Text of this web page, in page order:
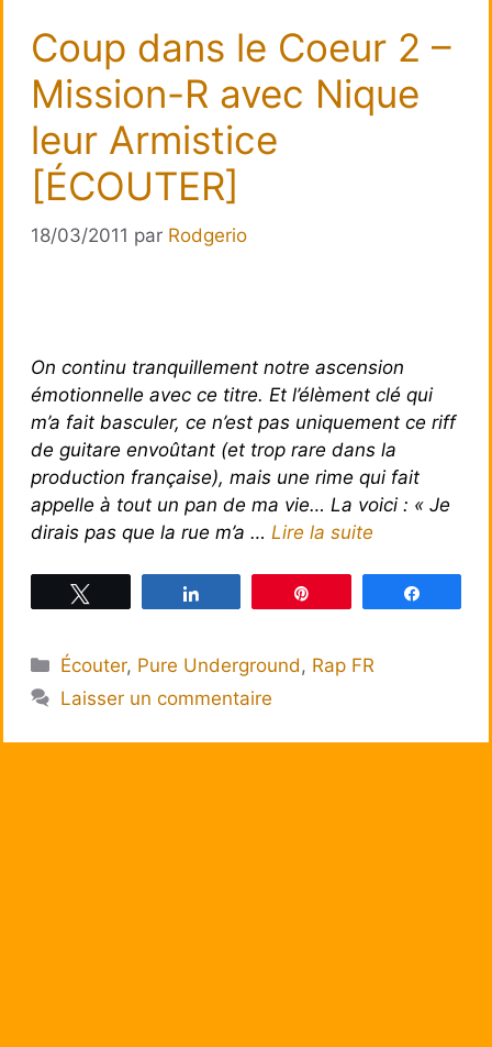
Coup dans le Coeur 2 –
Mission-R avec Nique
leur Armistice
[ÉCOUTER]
18/03/2011 par Rodgerio
On continu tranquillement notre ascension
émotionnelle avec ce titre. Et l’élèment clé qui
m’a fait basculer, ce n’est pas uniquement ce riff
de guitare envoûtant (et trop rare dans la
production française), mais une rime qui fait
appelle à tout un pan de ma vie… La voici : « Je
dirais pas que la rue m’a … Lire la suite
Catégories
Écouter, Pure Underground, Rap FR
Laisser un commentaire